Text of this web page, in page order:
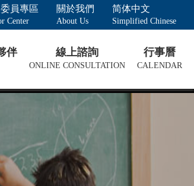
員專區
Center
關於我們
About Us
简体中文
Simplified Chinese
伴 線上諮詢
ONLINE CONSULTATION
行事曆
CALENDAR